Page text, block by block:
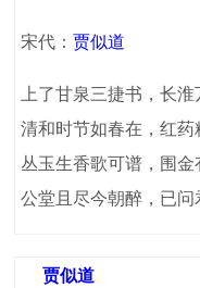
宋代：贾似道
上了甘泉三捷书，长淮
清和时节如春在，红药
丛玉生香歌可谱，围金
公堂且尽今朝醉，已问
贾似道